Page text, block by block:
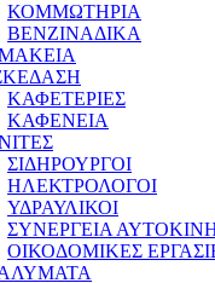
ΚΟΜΜΩΤΗΡΙΑ
ΒΕΝΖΙΝΑΔΙΚΑ
ΚΑΦΕΤΕΡΙΕΣ
ΚΑΦΕΝΕΙΑ
ΣΙΔΗΡΟΥΡΓΟΙ
ΗΛΕΚΤΡΟΛΟΓΟΙ
ΥΔΡΑΥΛΙΚΟΙ
ΣΥΝΕΡΓΕΙΑ
ΟΙΚΟΔΟΜΙΚΕΣ